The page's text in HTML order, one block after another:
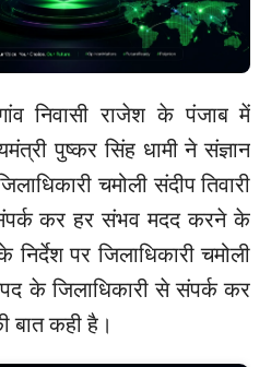
निवासी राजेश के पंजाब में
पुष्कर सिंह धामी ने संज्ञान
चमोली संदीप तिवारी
कर हर संभव मदद करने के
निर्देश पर जिलाधिकारी चमोली
के जिलाधिकारी से संपर्क कर
बात कही है।